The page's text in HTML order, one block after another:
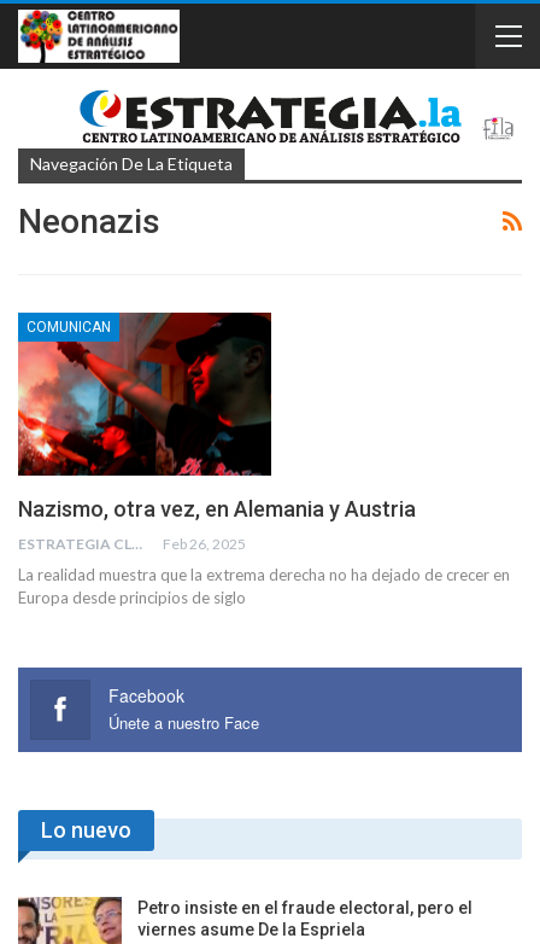
Navegación De La Etiqueta
Neonazis
COMUNICAN
Nazismo, otra vez, en Alemania y Austria
ESTRATEGIA CLAE Feb 26, 2025
La realidad muestra que la extrema derecha no ha dejado de crecer en
Europa desde principios de siglo
Facebook
Únete a nuestro Face
Lo nuevo
Petro insiste en el fraude electoral, pero el
viernes asume De la Espriela